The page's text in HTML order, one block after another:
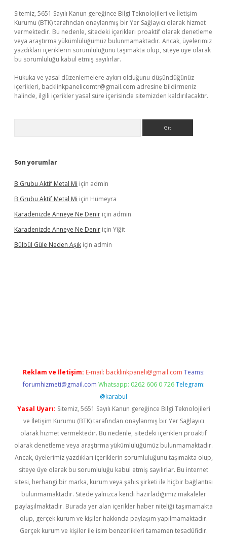
Sitemiz, 5651 Sayılı Kanun gereğince Bilgi Teknolojileri ve İletişim
Kurumu (BTK) tarafından onaylanmış bir Yer Sağlayıcı olarak hizmet
vermektedir. Bu nedenle, sitedeki içerikleri proaktif olarak denetleme
veya araştırma yükümlülüğümüz bulunmamaktadır. Ancak, üyelerimiz
yazdıkları içeriklerin sorumluluğunu taşımakta olup, siteye üye olarak
bu sorumluluğu kabul etmiş sayılırlar.
Hukuka ve yasal düzenlemelere aykırı olduğunu düşündüğünüz
içerikleri, backlinkpanelicomtr@gmail.com adresine bildirmeniz
halinde, ilgili içerikler yasal süre içerisinde sitemizden kaldırılacaktır.
Son yorumlar
B Grubu Aktif Metal Mi için admin
B Grubu Aktif Metal Mi için Hümeyra
Karadenizde Anneye Ne Denir için admin
Karadenizde Anneye Ne Denir için Yiğit
Bülbül Güle Neden Aşık için admin
Reklam ve İletişim: E-mail: backlinkpaneli@gmail.com Teams:
forumhizmeti@gmail.com Whatsapp: 0262 606 0 726 Telegram:
@karabul
Yasal Uyarı: Sitemiz, 5651 Sayılı Kanun gereğince Bilgi Teknolojileri
ve İletişim Kurumu (BTK) tarafından onaylanmış bir Yer Sağlayıcı
olarak hizmet vermektedir. Bu nedenle, sitedeki içerikleri proaktif
olarak denetleme veya araştırma yükümlülüğümüz bulunmamaktadır.
Ancak, üyelerimiz yazdıkları içeriklerin sorumluluğunu taşımakta olup,
siteye üye olarak bu sorumluluğu kabul etmiş sayılırlar. Bu internet
sitesi, herhangi bir marka, kurum veya şahıs şirketi ile hiçbir bağlantısı
bulunmamaktadır. Sitede yalnızca kendi hazırladığımız makaleler
paylaşılmaktadır. Burada yer alan içerikler haber niteliği taşımamakta
olup, gerçek kurum ve kişiler hakkında paylaşım yapılmamaktadır.
Gerçek kurum ve kişiler ile isim benzerlikleri tamamen tesadüfidir.